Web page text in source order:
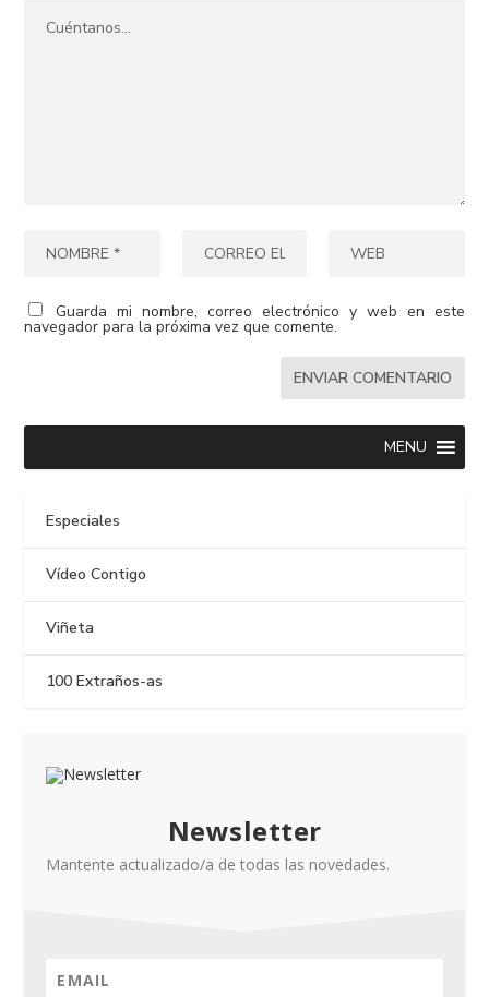
Guarda mi nombre, correo electrónico y web en este
navegador para la próxima vez que comente.
MENU
Especiales
Vídeo Contigo
Viñeta
100 Extraños-as
Newsletter
Mantente actualizado/a de todas las novedades.